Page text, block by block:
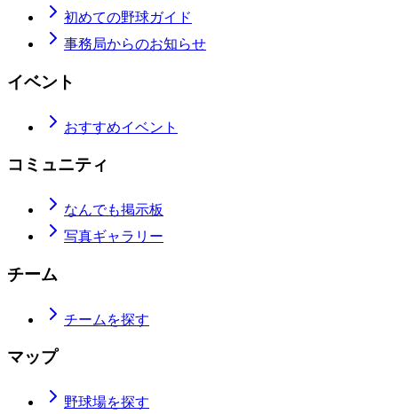
初めての野球ガイド
事務局からのお知らせ
イベント
おすすめイベント
コミュニティ
なんでも掲示板
写真ギャラリー
チーム
チームを探す
マップ
野球場を探す